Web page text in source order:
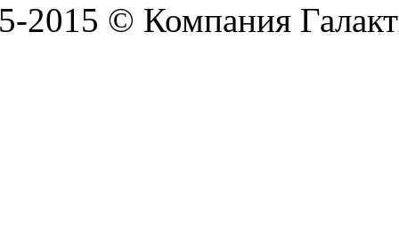
2015 © Компания